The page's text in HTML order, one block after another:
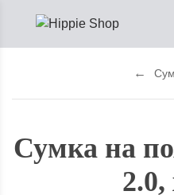
Сумка на
2.0,